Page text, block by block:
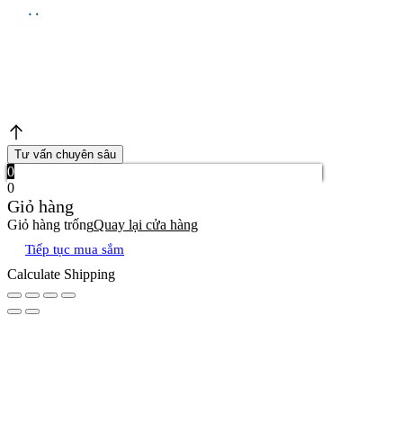
Tư vấn chuyên sâu
0
0
Giỏ hàng
Giỏ hàng trốngQuay lại cửa hàng
Tiếp tục mua sắm
Calculate Shipping